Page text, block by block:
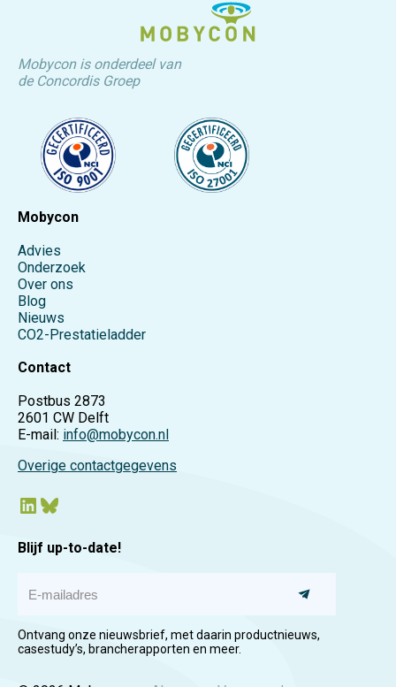
Mobycon is onderdeel van
de Concordis Groep
Mobycon
Advies
Onderzoek
Over ons
Blog
Nieuws
CO2-Prestatieladder
Contact
Postbus 2873
2601 CW Delft
E-mail: info@mobycon.nl
Overige contactgegevens
LinkedIn Bluesky
Blijf up-to-date!
a
i
a
Ontvang onze nieuwsbrief, met daarin productnieuws,
casestudy’s, brancherapporten en meer.